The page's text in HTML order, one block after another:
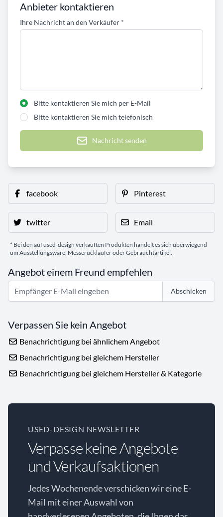
Anbieter kontaktieren
Ihre Nachricht an den Verkäufer *
Bitte kontaktieren Sie mich per E-Mail
Bitte kontaktieren Sie mich telefonisch
Nachricht senden
facebook Pinterest
twitter Email
* Bei den auf used-design verkauften Produkten handelt es sich überwiegend
um Ausstellungsware, Messerückläufer oder Gebrauchtartikel.
Angebot einem Freund empfehlen
Abschicken
Verpassen Sie kein Angebot
Benachrichtigung bei ähnlichem Angebot
Benachrichtigung bei gleichem Hersteller
Benachrichtigung bei gleichem Hersteller & Kategorie
USED-DESIGN NEWSLETTER
Verpasse keine Angebote
und Verkaufsaktionen
Jedes Wochenende verschicken wir eine E-
Mail mit einer Auswahl von